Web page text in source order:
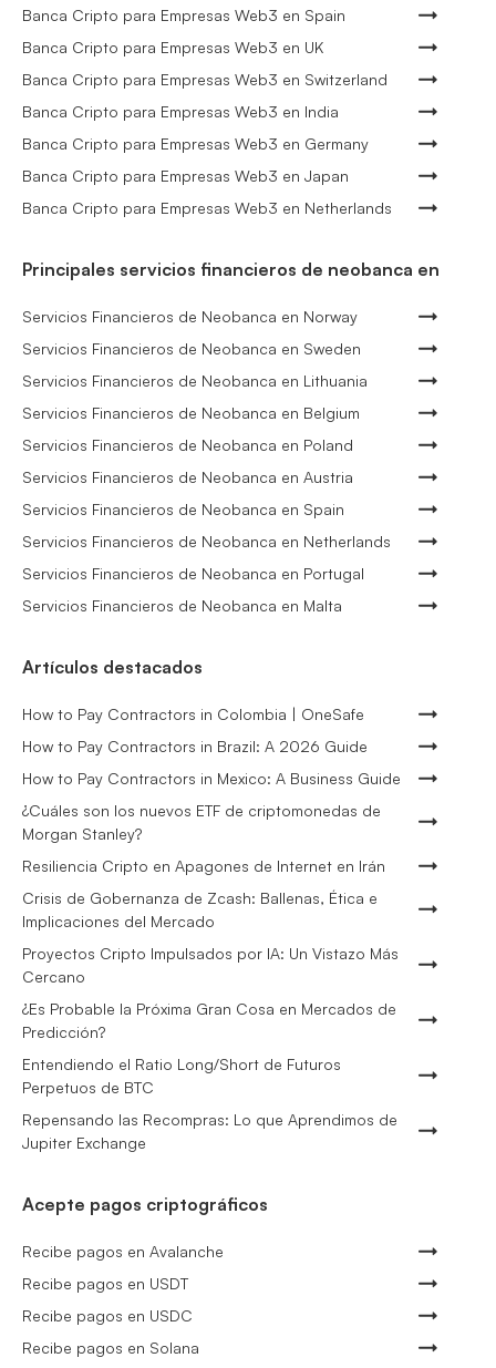
Banca Cripto para Empresas Web3 en Spain
Banca Cripto para Empresas Web3 en UK
Banca Cripto para Empresas Web3 en Switzerland
Banca Cripto para Empresas Web3 en India
Banca Cripto para Empresas Web3 en Germany
Banca Cripto para Empresas Web3 en Japan
Banca Cripto para Empresas Web3 en Netherlands
Principales servicios financieros de neobanca en
Servicios Financieros de Neobanca en Norway
Servicios Financieros de Neobanca en Sweden
Servicios Financieros de Neobanca en Lithuania
Servicios Financieros de Neobanca en Belgium
Servicios Financieros de Neobanca en Poland
Servicios Financieros de Neobanca en Austria
Servicios Financieros de Neobanca en Spain
Servicios Financieros de Neobanca en Netherlands
Servicios Financieros de Neobanca en Portugal
Servicios Financieros de Neobanca en Malta
Artículos destacados
How to Pay Contractors in Colombia | OneSafe
How to Pay Contractors in Brazil: A 2026 Guide
How to Pay Contractors in Mexico: A Business Guide
¿Cuáles son los nuevos ETF de criptomonedas de
Morgan Stanley?
Resiliencia Cripto en Apagones de Internet en Irán
Crisis de Gobernanza de Zcash: Ballenas, Ética e
Implicaciones del Mercado
Proyectos Cripto Impulsados por IA: Un Vistazo Más
Cercano
¿Es Probable la Próxima Gran Cosa en Mercados de
Predicción?
Entendiendo el Ratio Long/Short de Futuros
Perpetuos de BTC
Repensando las Recompras: Lo que Aprendimos de
Jupiter Exchange
Acepte pagos criptográficos
Recibe pagos en Avalanche
Recibe pagos en USDT
Recibe pagos en USDC
Recibe pagos en Solana